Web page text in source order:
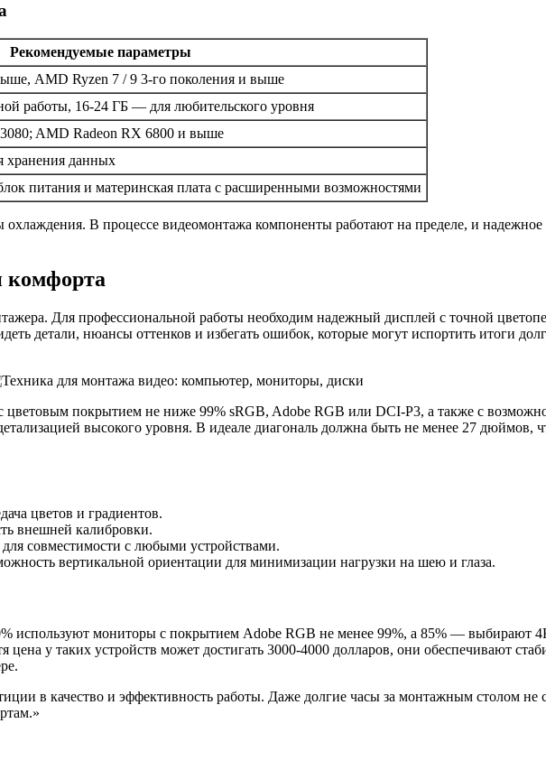
Рекомендуемые параметры
AMD Ryzen 7 / 9 3-го поколения и выше
работы, 16-24 ГБ — для любительского уровня
AMD Radeon RX 6800 и выше
хранения данных
питания и материнская плата с расширенными возможностями
В процессе видеомонтажа компоненты работают на пределе, и
комфорта
Для профессиональной работы необходим надежный дисплей с точной
детали, нюансы оттенков и избегать ошибок, которые могут испортить итоги
цветовым покрытием не ниже 99% sRGB, Adobe RGB или DCI-P3, а также с
высокого уровня. В идеале диагональ должна быть не менее 27 дюймов,
цветов и градиентов.
внешней калибровки.
совместимости с любыми устройствами.
вертикальной ориентации для минимизации нагрузки на шею и глаза.
используют мониторы с покрытием Adobe RGB не менее 99%, а 85% — выбирают
у таких устройств может достигать 3000-4000 долларов, они обеспечивают
в качество и эффективность работы. Даже долгие часы за монтажным столом не